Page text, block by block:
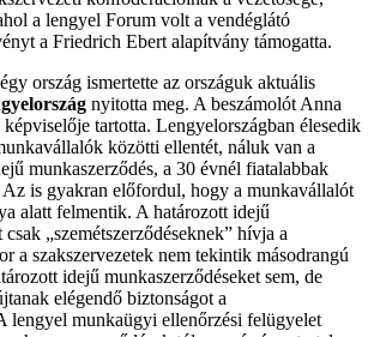
a lengyel Forum volt a vendéglátó
a Friedrich Ebert alapítvány támogatta.
ország ismertette az országuk aktuális
nyitotta meg. A beszámolót Anna
tartotta. Lengyelországban élesedik
közötti ellentét, náluk van a
munkaszerződés, a 30 évnél fiatalabbak
is gyakran előfordul, hogy a munkavállalót
alatt felmentik. A határozott idejű
„szemétszerződéseknek” hívja a
a szakszervezetek nem tekintik másodrangú
idejű munkaszerződéseket sem, de
elégendő biztonságot a
lengyel munkaügyi ellenőrzési felügyelet